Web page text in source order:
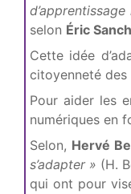
selon Éric
Cette idée
citoyenneté des
Pour aider les
numériques en
Selon, Hervé
s’adapter » (H.
qui ont pour